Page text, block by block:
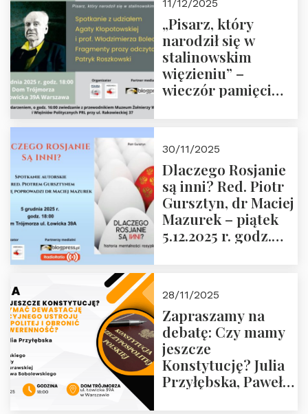
11/12/2025
„Pisarz, który
narodził się w
stalinowskim
więzieniu” –
wieczór pamięci
zwiedzanie
Muzeum Żołnierzy
Wyklętych i
Więźniów
Politycznych PRL o
godz. 16:00 – 19
30/11/2025
Dlaczego Rosjanie
są inni? Red. Piotr
Gursztyn, dr Maciej
Mazurek – piątek
5.12.2025 r. godz.
28/11/2025
Zapraszamy na
debatę: Czy mamy
jeszcze
Konstytucję? Julia
Przyłębska, Paweł